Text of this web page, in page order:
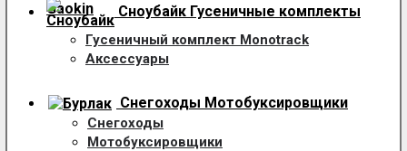
Сноубайк Гусеничные комплекты
Гусеничный комплект Monotrack
Аксессуары
Снегоходы Мотобуксировщики
Снегоходы
Мотобуксировщики